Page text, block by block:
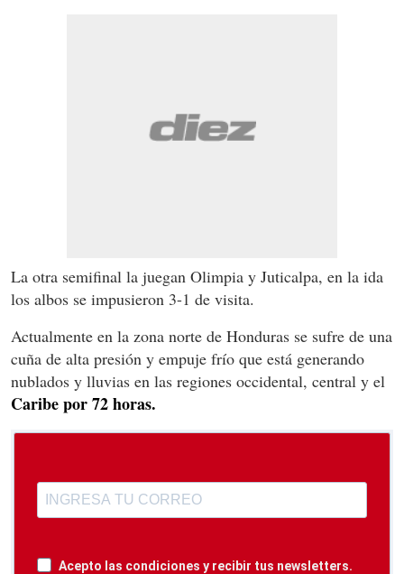
La otra semifinal la juegan Olimpia y Juticalpa, en la ida
los albos se impusieron 3-1 de visita.
Actualmente en la zona norte de Honduras se sufre de una
cuña de alta presión y empuje frío que está generando
nublados y lluvias en las regiones occidental, central y el
Caribe por 72 horas.
Acepto las condiciones y recibir tus newsletters.